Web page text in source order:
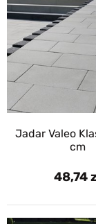
Jadar Valeo Klasyczna 6
cm
48,74